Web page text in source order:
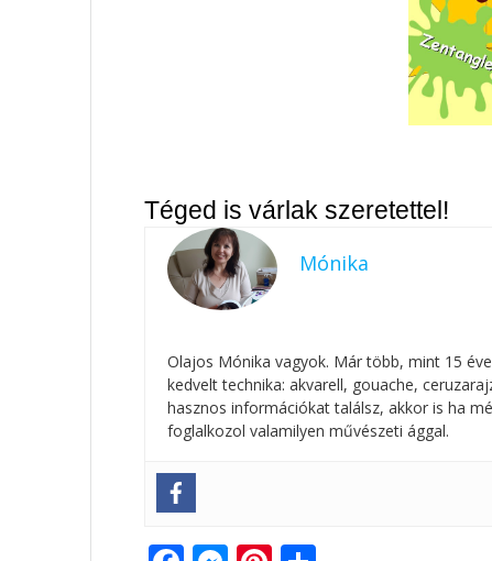
Téged is várlak szeretettel!
Mónika
Olajos Mónika vagyok. Már több, mint 15
kedvelt technika: akvarell, gouache,
hasznos információkat találsz, akkor is ha
foglalkozol valamilyen művészeti ággal.